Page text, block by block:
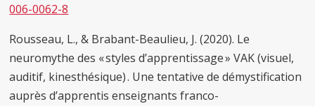
006-0062-8
Rousseau, L., & Brabant-Beaulieu, J. (2020). Le
neuromythe des « styles d’apprentissage » VAK (visuel,
auditif, kinesthésique) . Une tentative de démystification
auprès d’apprentis enseignants franco-